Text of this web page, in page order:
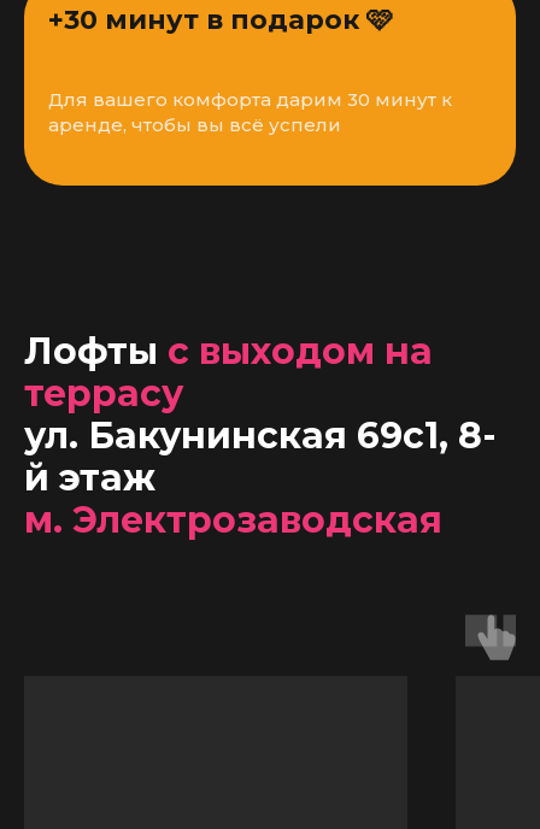
+30 минут в подарок 🩷
Для вашего комфорта дарим 30 минут к
аренде, чтобы вы всё успели
Лофты с выходом на
террасу
ул. Бакунинская 69с1, 8-
й этаж
м. Электрозаводская